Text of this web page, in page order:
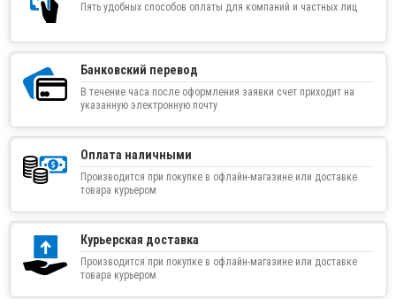
Пять удобных способов оплаты для компаний и частных лиц
Банковский перевод
В течение часа после оформления заявки счет приходит на
указанную электронную почту
Оплата наличными
Производится при покупке в офлайн-магазине или доставке
товара курьером
Курьерская доставка
Производится при покупке в офлайн-магазине или доставке
товара курьером